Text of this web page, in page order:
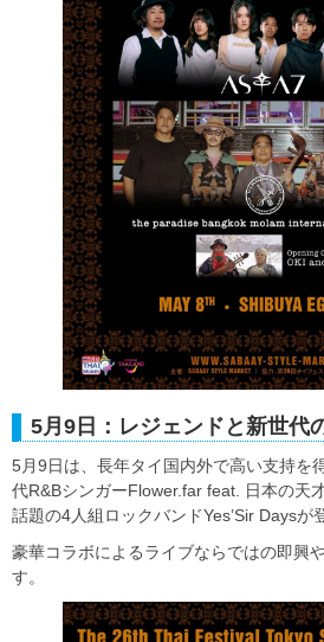
5月9日：レジェンドと新世代
5月9日は、長年タイ国内外で高い支持を
代R&BシンガーFlower.far feat. 日本の天
話題の4人組ロックバンドYes’Sir Daysが
豪華コラボによるライブならではの即興
す。